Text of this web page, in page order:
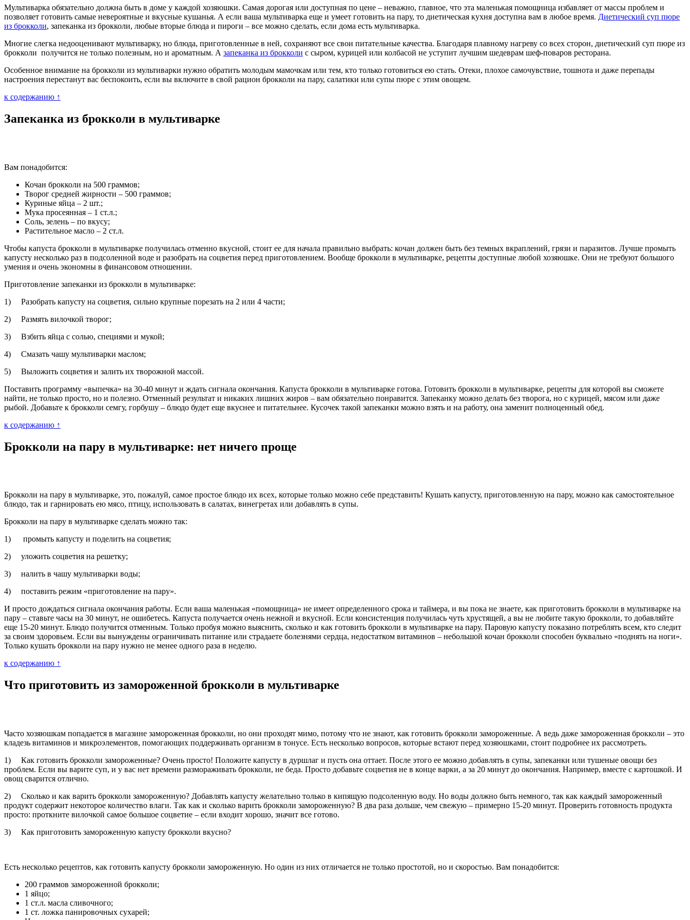
Мультиварка обязательно должна быть в доме у каждой хозяюшки. Самая дорогая или доступная по цене – неважно, главное, что эта маленькая помощница избавляет от массы проблем и
позволяет готовить самые невероятные и вкусные кушанья. А если ваша мультиварка еще и умеет готовить на пару, то диетическая кухня доступна вам в любое время. Диетический суп пюре
из брокколи, запеканка из брокколи, любые вторые блюда и пироги – все можно сделать, если дома есть мультиварка.
Многие слегка недооценивают мультиварку, но блюда, приготовленные в ней, сохраняют все свои питательные качества. Благодаря плавному нагреву со всех сторон, диетический суп пюре из
брокколи получится не только полезным, но и ароматным. А запеканка из брокколи с сыром, курицей или колбасой не уступит лучшим шедеврам шеф-поваров ресторана.
Особенное внимание на брокколи из мультиварки нужно обратить молодым мамочкам или тем, кто только готовиться ею стать. Отеки, плохое самочувствие, тошнота и даже перепады
настроения перестанут вас беспокоить, если вы включите в свой рацион брокколи на пару, салатики или супы пюре с этим овощем.
к содержанию ↑
Запеканка из брокколи в мультиварке
Вам понадобится:
Кочан брокколи на 500 граммов;
Творог средней жирности – 500 граммов;
Куриные яйца – 2 шт.;
Мука просеянная – 1 ст.л.;
Соль, зелень – по вкусу;
Растительное масло – 2 ст.л.
Чтобы капуста брокколи в мультиварке получилась отменно вкусной, стоит ее для начала правильно выбрать: кочан должен быть без темных вкраплений, грязи и паразитов. Лучше промыть
капусту несколько раз в подсоленной воде и разобрать на соцветия перед приготовлением. Вообще брокколи в мультиварке, рецепты доступные любой хозяюшке. Они не требуют большого
умения и очень экономны в финансовом отношении.
Приготовление запеканки из брокколи в мультиварке:
1) Разобрать капусту на соцветия, сильно крупные порезать на 2 или 4 части;
2) Размять вилочкой творог;
3) Взбить яйца с солью, специями и мукой;
4) Смазать чашу мультиварки маслом;
5) Выложить соцветия и залить их творожной массой.
Поставить программу «выпечка» на 30-40 минут и ждать сигнала окончания. Капуста брокколи в мультиварке готова. Готовить брокколи в мультиварке, рецепты для которой вы сможете
найти, не только просто, но и полезно. Отменный результат и никаких лишних жиров – вам обязательно понравится. Запеканку можно делать без творога, но с курицей, мясом или даже
рыбой. Добавьте к брокколи семгу, горбушу – блюдо будет еще вкуснее и питательнее. Кусочек такой запеканки можно взять и на работу, она заменит полноценный обед.
к содержанию ↑
Брокколи на пару в мультиварке: нет ничего проще
Брокколи на пару в мультиварке, это, пожалуй, самое простое блюдо их всех, которые только можно себе представить! Кушать капусту, приготовленную на пару, можно как самостоятельное
блюдо, так и гарнировать ею мясо, птицу, использовать в салатах, винегретах или добавлять в супы.
Брокколи на пару в мультиварке сделать можно так:
1) промыть капусту и поделить на соцветия;
2) уложить соцветия на решетку;
3) налить в чашу мультиварки воды;
4) поставить режим «приготовление на пару».
И просто дождаться сигнала окончания работы. Если ваша маленькая «помощница» не имеет определенного срока и таймера, и вы пока не знаете, как приготовить брокколи в мультиварке на
пару – ставьте часы на 30 минут, не ошибетесь. Капуста получается очень нежной и вкусной. Если консистенция получилась чуть хрустящей, а вы не любите такую брокколи, то добавляйте
еще 15-20 минут. Блюдо получится отменным. Только пробуя можно выяснить, сколько и как готовить брокколи в мультиварке на пару. Паровую капусту показано потреблять всем, кто следит
за своим здоровьем. Если вы вынуждены ограничивать питание или страдаете болезнями сердца, недостатком витаминов – небольшой кочан брокколи способен буквально «поднять на ноги».
Только кушать брокколи на пару нужно не менее одного раза в неделю.
к содержанию ↑
Что приготовить из замороженной брокколи в мультиварке
Часто хозяюшкам попадается в магазине замороженная брокколи, но они проходят мимо, потому что не знают, как готовить брокколи замороженные. А ведь даже замороженная брокколи – это
кладезь витаминов и микроэлементов, помогающих поддерживать организм в тонусе. Есть несколько вопросов, которые встают перед хозяюшками, стоит подробнее их рассмотреть.
1) Как готовить брокколи замороженные? Очень просто! Положите капусту в дуршлаг и пусть она оттает. После этого ее можно добавлять в супы, запеканки или тушеные овощи без
проблем. Если вы варите суп, и у вас нет времени размораживать брокколи, не беда. Просто добавьте соцветия не в конце варки, а за 20 минут до окончания. Например, вместе с картошкой. И
овощ сварится отлично.
2) Сколько и как варить брокколи замороженную? Добавлять капусту желательно только в кипящую подсоленную воду. Но воды должно быть немного, так как каждый замороженный
продукт содержит некоторое количество влаги. Так как и сколько варить брокколи замороженную? В два раза дольше, чем свежую – примерно 15-20 минут. Проверить готовность продукта
просто: проткните вилочкой самое большое соцветие – если входит хорошо, значит все готово.
3) Как приготовить замороженную капусту брокколи вкусно?
Есть несколько рецептов, как готовить капусту брокколи замороженную. Но один из них отличается не только простотой, но и скоростью. Вам понадобится:
200 граммов замороженной брокколи;
1 яйцо;
1 ст.л. масла сливочного;
1 ст. ложка панировочных сухарей;